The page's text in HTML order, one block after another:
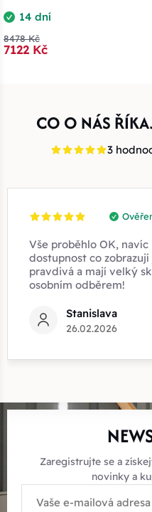
14 dní
8478 Kč
7122 Kč
CO O NÁS
3
Vše proběhlo OK, navíc
dostupnost co zobrazují
pravdivá a mají velký
osobním odběrem!
Stanislava
26.02.2026
Zaregistrujte se a
novinky a